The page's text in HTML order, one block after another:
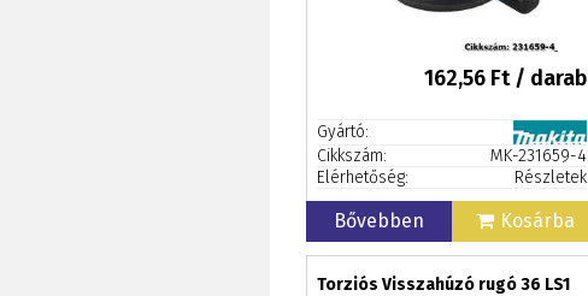
162,56 Ft / darab
Gyártó:
Cikkszám:
MK-231659-4
Elérhetőség:
Részletek
Bővebben Kosárba
Torziós Visszahúzó rugó 36 LS1